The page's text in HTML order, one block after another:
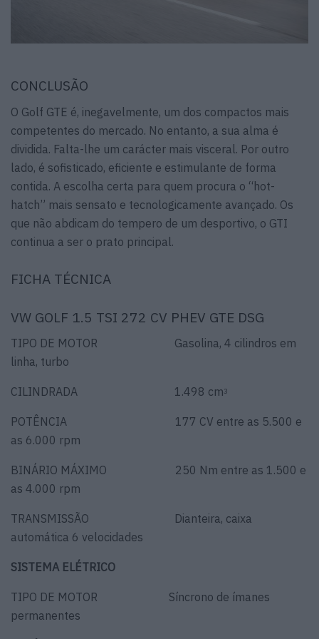
CONCLUSÃO
O Golf GTE é, inegavelmente, um dos compactos mais
competentes do mercado. No entanto, a sua alma é
dividida. Falta-lhe um carácter mais visceral. Por outro
lado, é sofisticado, eficiente e estimulante de forma
contida. A escolha certa para quem procura o “hot-
hatch” mais sensato e tecnologicamente avançado. Os
que não abdicam do tempero de um desportivo, o GTI
continua a ser o prato principal.
FICHA TÉCNICA
VW GOLF 1.5 TSI 272 CV PHEV GTE DSG
TIPO DE MOTOR Gasolina, 4 cilindros em
linha, turbo
CILINDRADA 1.498 cm3
POTÊNCIA 177 CV entre as 5.500 e
as 6.000 rpm
BINÁRIO MÁXIMO 250 Nm entre as 1.500 e
as 4.000 rpm
TRANSMISSÃO Dianteira, caixa
automática 6 velocidades
SISTEMA ELÉTRICO
TIPO DE MOTOR Síncrono de ímanes
permanentes